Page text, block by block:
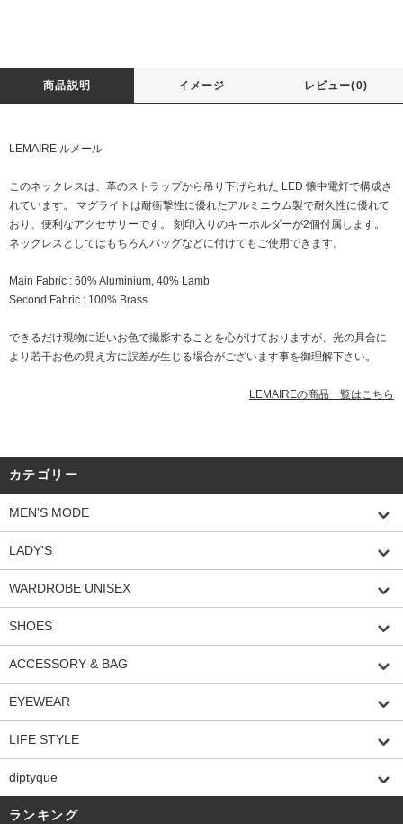
商品説明 イメージ レビュー(0)
LEMAIRE ルメール
このネックレスは、革のストラップから吊り下げられた LED 懐中電灯で構成さ
れています。 マグライトは耐衝撃性に優れたアルミニウム製で耐久性に優れて
おり、便利なアクセサリーです。 刻印入りのキーホルダーが2個付属します。
ネックレスとしてはもちろんバッグなどに付けてもご使用できます。
Main Fabric : 60% Aluminium, 40% Lamb
Second Fabric : 100% Brass
できるだけ現物に近いお色で撮影することを心がけておりますが、光の具合に
より若干お色の見え方に誤差が生じる場合がございます事を御理解下さい。
LEMAIREの商品一覧はこちら
カテゴリー
MEN'S MODE
LADY'S
WARDROBE UNISEX
SHOES
ACCESSORY & BAG
EYEWEAR
LIFE STYLE
diptyque
ランキング